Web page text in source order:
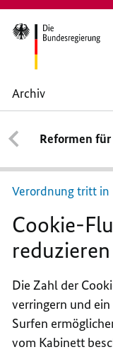
Archiv
Cookie-
Flut
im
Internet
reduzieren
Reformen
Verordnung tritt in
Cookie-
reduzieren
Die Zahl der
verringern und
Surfen
vom Kabinett